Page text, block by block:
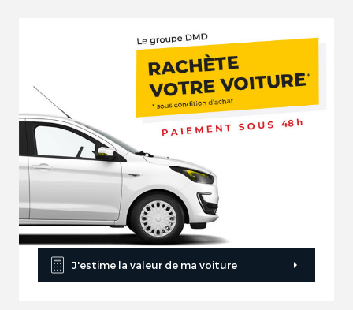
J'estime la valeur de ma voiture